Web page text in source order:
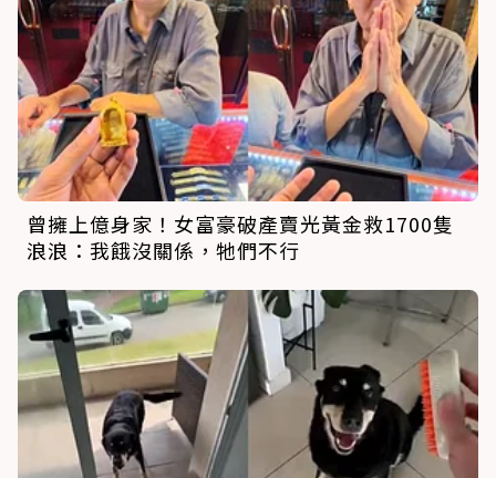
曾擁上億身家！女富豪破產賣光黃金救1700隻
浪浪：我餓沒關係，牠們不行